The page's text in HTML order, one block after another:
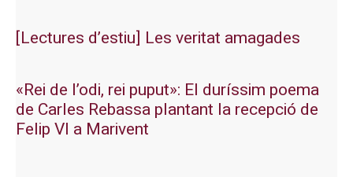
[Lectures d’estiu] Les veritat amagades
«Rei de l’odi, rei puput»: El duríssim poema
de Carles Rebassa plantant la recepció de
Felip VI a Marivent